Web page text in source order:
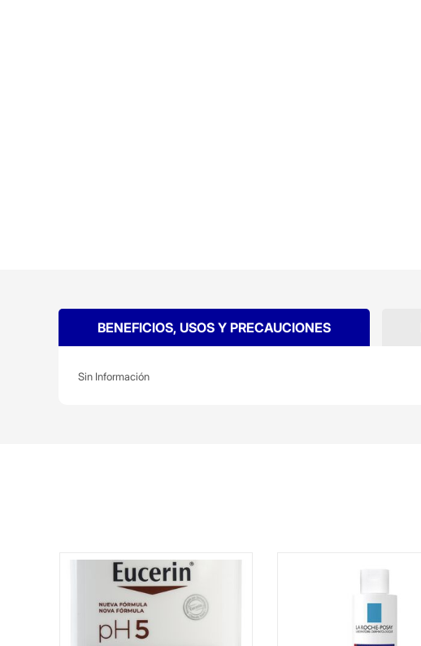
BENEFICIOS, USOS Y PRECAUCIONES
Sin Información